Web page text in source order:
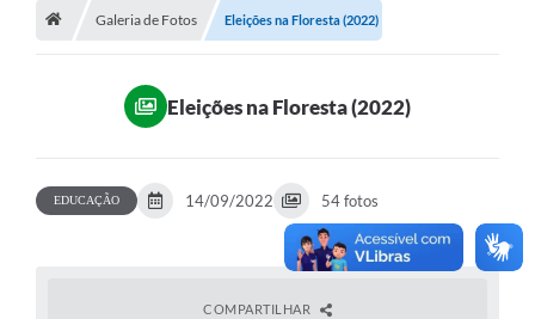
A PrefeituraGaleria de Fotos Eleições na Floresta (2022)
Eleições na Floresta (2022)
EDUCAÇÃO 14/09/2022 54 fotos
COMPARTILHAR